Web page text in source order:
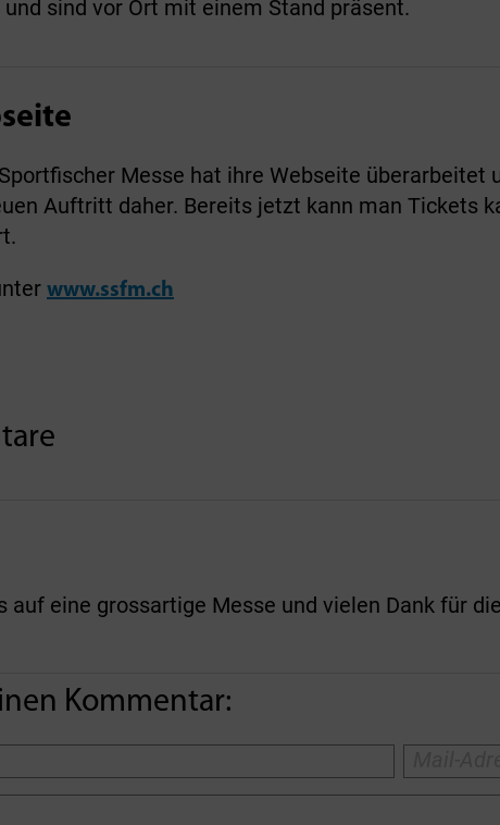
sind vor Ort mit einem Stand präsent.
Messe hat ihre Webseite überarbeitet
Auftritt daher. Bereits jetzt kann man Tickets
www.ssfm.ch
auf eine grossartige Messe und vielen Dank für
Kommentar: